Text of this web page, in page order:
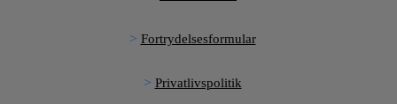
Fortrydelsesformular
Privatlivspolitik